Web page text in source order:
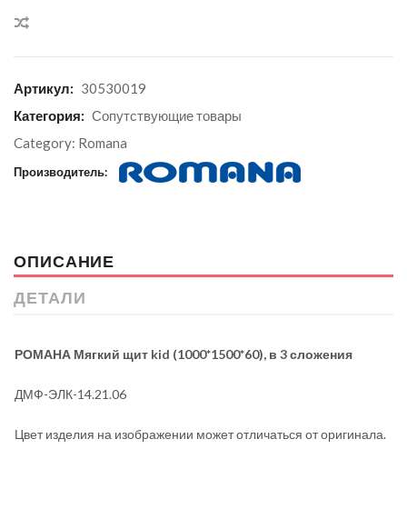
Артикул: 30530019
Категория: Сопутствующие товары
Category: Romana
Производитель:
ОПИСАНИЕ
ДЕТАЛИ
РОМАНА Мягкий щит kid (1000*1500*60), в 3 сложения
ДМФ-ЭЛК-14.21.06
Цвет изделия на изображении может отличаться от оригинала.